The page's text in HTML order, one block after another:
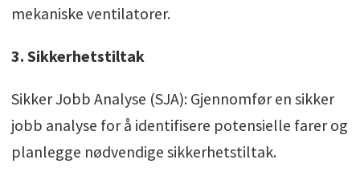
mekaniske ventilatorer.
3. Sikkerhetstiltak
Sikker Jobb Analyse (SJA): Gjennomfør en sikker
jobb analyse for å identifisere potensielle farer og
planlegge nødvendige sikkerhetstiltak.